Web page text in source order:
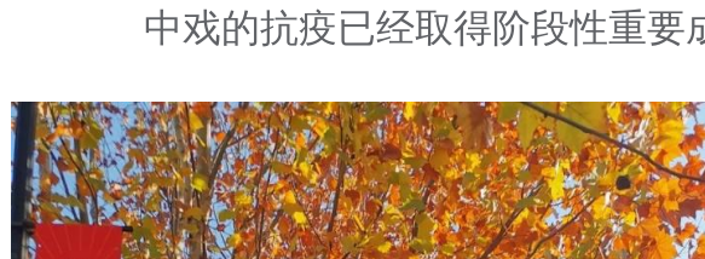
中戏的抗疫已经取得阶段性重要